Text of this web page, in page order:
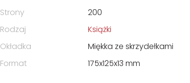
Strony
200
Rodzaj
Książki
Okładka
Miękka ze skrzydełkami
Format
175x125x13 mm